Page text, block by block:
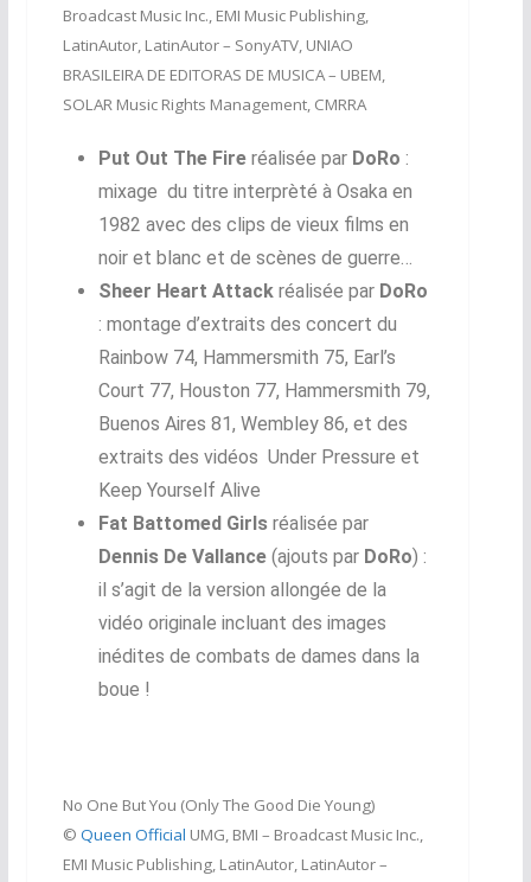
Broadcast Music Inc., EMI Music Publishing,
LatinAutor, LatinAutor – SonyATV, UNIAO
BRASILEIRA DE EDITORAS DE MUSICA – UBEM,
SOLAR Music Rights Management, CMRRA
Put Out The Fireréalisée par DoRo :
mixage du titre interprèté à Osaka en
1982 avec des clips de vieux films en
noir et blanc et de scènes de guerre…
Sheer Heart Attackréalisée par DoRo
: montage d’extraits des concert du
Rainbow 74, Hammersmith 75, Earl’s
Court 77, Houston 77, Hammersmith 79,
Buenos Aires 81, Wembley 86, et des
extraits des vidéos Under Pressure et
Keep Yourself Alive
Fat Battomed Girlsréalisée par
Dennis De Vallance(ajouts par DoRo) :
il s’agit de la version allongée de la
vidéo originale incluant des images
inédites de combats de dames dans la
boue !
No One But You (Only The Good Die Young)
© Queen Official UMG, BMI – Broadcast Music Inc.,
EMI Music Publishing, LatinAutor, LatinAutor –